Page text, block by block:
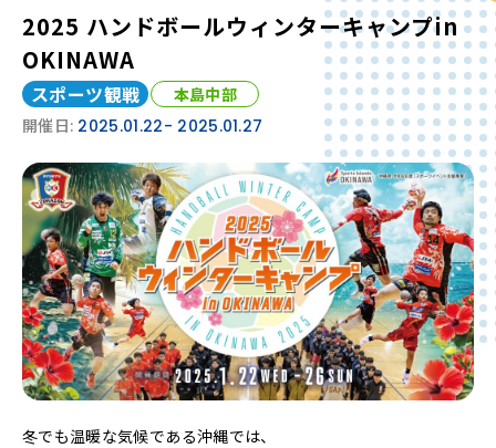
2025 ハンドボールウィンターキャンプin
OKINAWA
スポーツ観戦
本島中部
開催日: 2025.01.22- 2025.01.27
冬でも温暖な気候である沖縄では、